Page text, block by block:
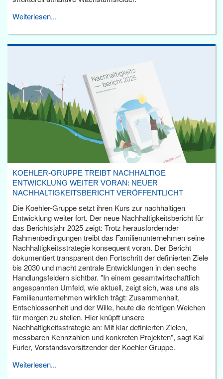
Weiterlesen...
KOEHLER-GRUPPE TREIBT NACHHALTIGE
ENTWICKLUNG WEITER VORAN: NEUER
NACHHALTIGKEITSBERICHT VERÖFFENTLICHT
Die Koehler-Gruppe setzt ihren Kurs zur nachhaltigen
Entwicklung weiter fort. Der neue Nachhaltigkeitsbericht für
das Berichtsjahr 2025 zeigt: Trotz herausfordernder
Rahmenbedingungen treibt das Familienunternehmen seine
Nachhaltigkeitsstrategie konsequent voran. Der Bericht
dokumentiert transparent den Fortschritt der definierten Ziele
bis 2030 und macht zentrale Entwicklungen in den sechs
Handlungsfeldern sichtbar. "In einem gesamtwirtschaftlich
angespannten Umfeld, wie aktuell, zeigt sich, was uns als
Familienunternehmen wirklich trägt: Zusammenhalt,
Entschlossenheit und der Wille, heute die richtigen Weichen
für morgen zu stellen. Hier knüpft unsere
Nachhaltigkeitsstrategie an: Mit klar definierten Zielen,
messbaren Kennzahlen und konkreten Projekten", sagt Kai
Furler, Vorstandsvorsitzender der Koehler-Gruppe.
Weiterlesen...